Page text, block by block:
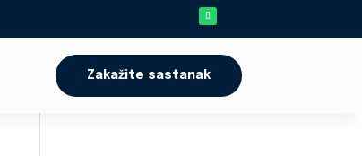
Zakažite sastanak